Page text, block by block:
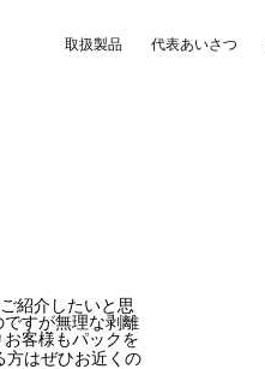
取扱製品 代表あいさつ
紹介したいと思
すが無理な剥離
客様もパックを
方はぜひお近くの